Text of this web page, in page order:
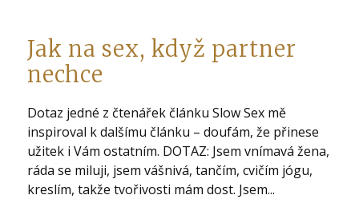
Jak na sex, když partner
nechce
Dotaz jedné z čtenářek článku Slow Sex mě
inspiroval k dalšímu článku – doufám, že přinese
užitek i Vám ostatním. DOTAZ: Jsem vnímavá žena,
ráda se miluji, jsem vášnivá, tančím, cvičím jógu,
kreslím, takže tvořivosti mám dost. Jsem...